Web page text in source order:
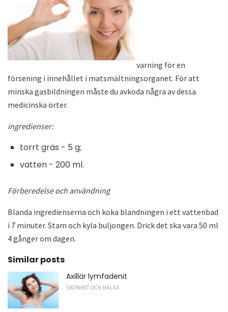
varning för en
försening i innehållet i matsmältningsorganet. För att
minska gasbildningen måste du avkoda några av dessa
medicinska örter.
ingredienser:
torrt gräs - 5 g;
vatten - 200 ml.
Förberedelse och användning
Blanda ingredienserna och koka blandningen i ett vattenbad
i 7 minuter. Stam och kyla buljongen. Drick det ska vara 50 ml
4 gånger om dagen.
Similar posts
Axillär lymfadenit
SKÖNHET OCH HÄLSA